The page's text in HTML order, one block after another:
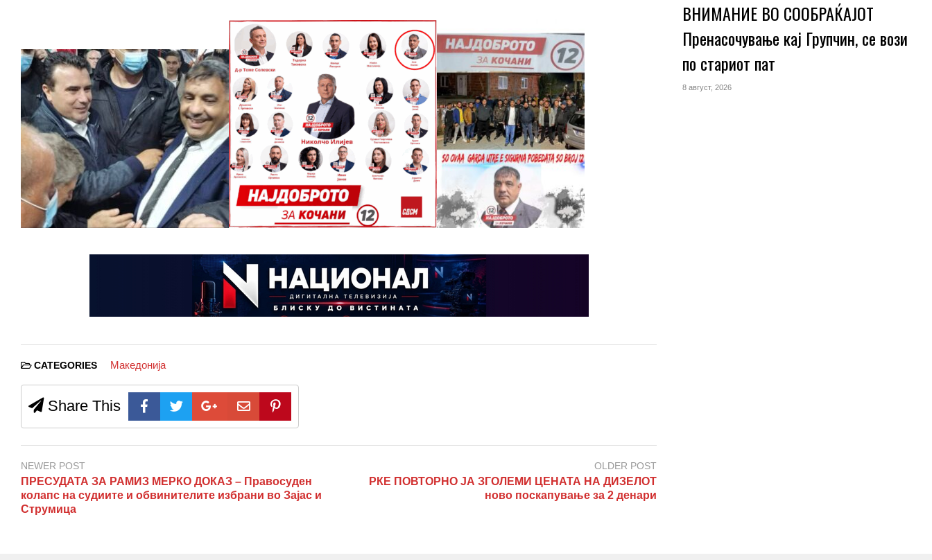
CATEGORIES Македонија
Share This
NEWER POST
ПРЕСУДАТА ЗА РАМИЗ МЕРКО ДОКАЗ – Правосуден
колапс на судиите и обвинителите избрани во Зајас и
Струмица
OLDER POST
РКЕ ПОВТОРНО ЈА ЗГОЛЕМИ ЦЕНАТА НА ДИЗЕЛОТ
ново поскапување за 2 денари
ВНИМАНИЕ ВО СООБРАЌАЈОТ
Пренасочување кај Групчин, се вози
по стариот пат
8 август, 2026